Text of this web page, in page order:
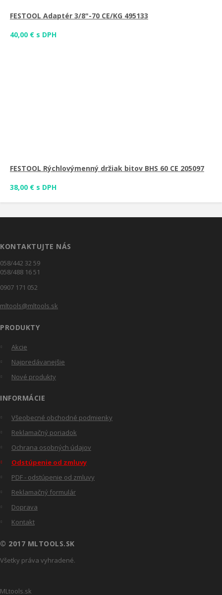
FESTOOL Adaptér 3/8"-70 CE/KG 495133
40,00 € s DPH
FESTOOL Rýchlovýmenný držiak bitov BHS 60 CE 205097
38,00 € s DPH
KONTAKTUJTE NÁS
058/442 32 59
058/488 16 51
0907 171 052
mltools@mltools.sk
PRODUKTY
Akcie
Najpredávanejšie
Nové produkty
INFORMÁCIE
Všeobecné obchodné podmienky
Reklamačný poriadok
Ochrana osobných údajov
Odstúpenie od zmluvy
PDF - odstúpenie od zmluvy
Reklamačný formulár
Doprava
Kontakt
© 2017 MLTOOLS.SK
Všetky práva vyhradené.
MLtools.sk